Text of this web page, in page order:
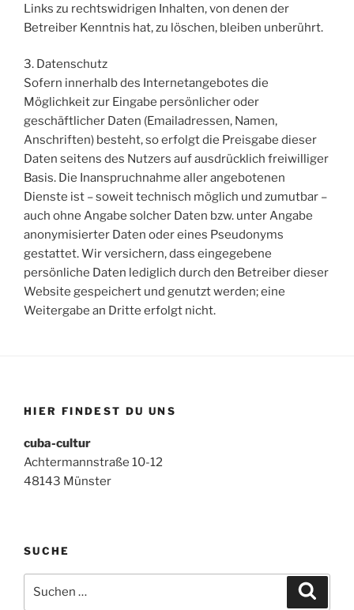
Links zu rechtswidrigen Inhalten, von denen der
Betreiber Kenntnis hat, zu löschen, bleiben unberührt.
3. Datenschutz
Sofern innerhalb des Internetangebotes die
Möglichkeit zur Eingabe persönlicher oder
geschäftlicher Daten (Emailadressen, Namen,
Anschriften) besteht, so erfolgt die Preisgabe dieser
Daten seitens des Nutzers auf ausdrücklich freiwilliger
Basis. Die Inanspruchnahme aller angebotenen
Dienste ist – soweit technisch möglich und zumutbar –
auch ohne Angabe solcher Daten bzw. unter Angabe
anonymisierter Daten oder eines Pseudonyms
gestattet. Wir versichern, dass eingegebene
persönliche Daten lediglich durch den Betreiber dieser
Website gespeichert und genutzt werden; eine
Weitergabe an Dritte erfolgt nicht.
HIER FINDEST DU UNS
cuba-cultur
Achtermannstraße 10-12
48143 Münster
SUCHE
nach: